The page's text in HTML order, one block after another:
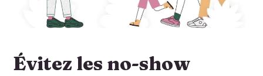
Évitez les no-show